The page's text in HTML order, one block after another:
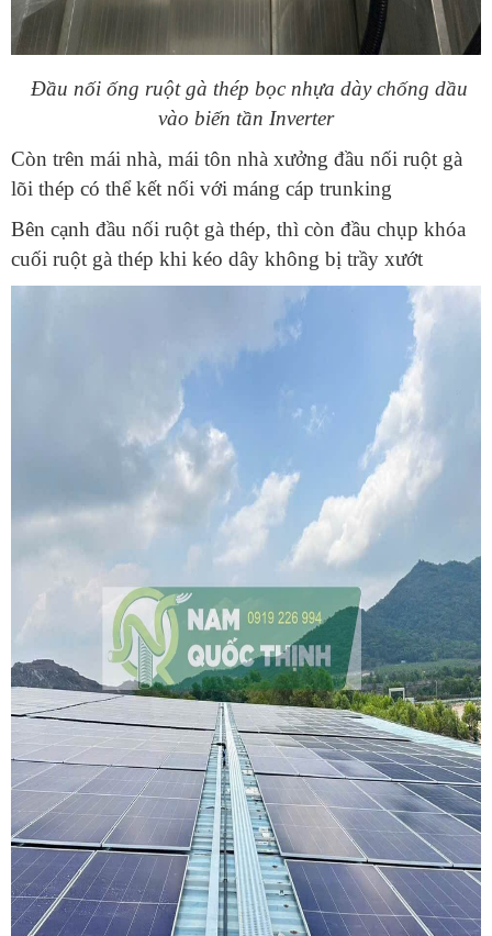
Đầu nối ống ruột gà thép bọc nhựa dày chống dầu
vào biến tần Inverter
Còn trên mái nhà, mái tôn nhà xưởng đầu nối ruột gà
lõi thép có thể kết nối với máng cáp trunking
Bên cạnh đầu nối ruột gà thép, thì còn đầu chụp khóa
cuối ruột gà thép khi kéo dây không bị trầy xướt